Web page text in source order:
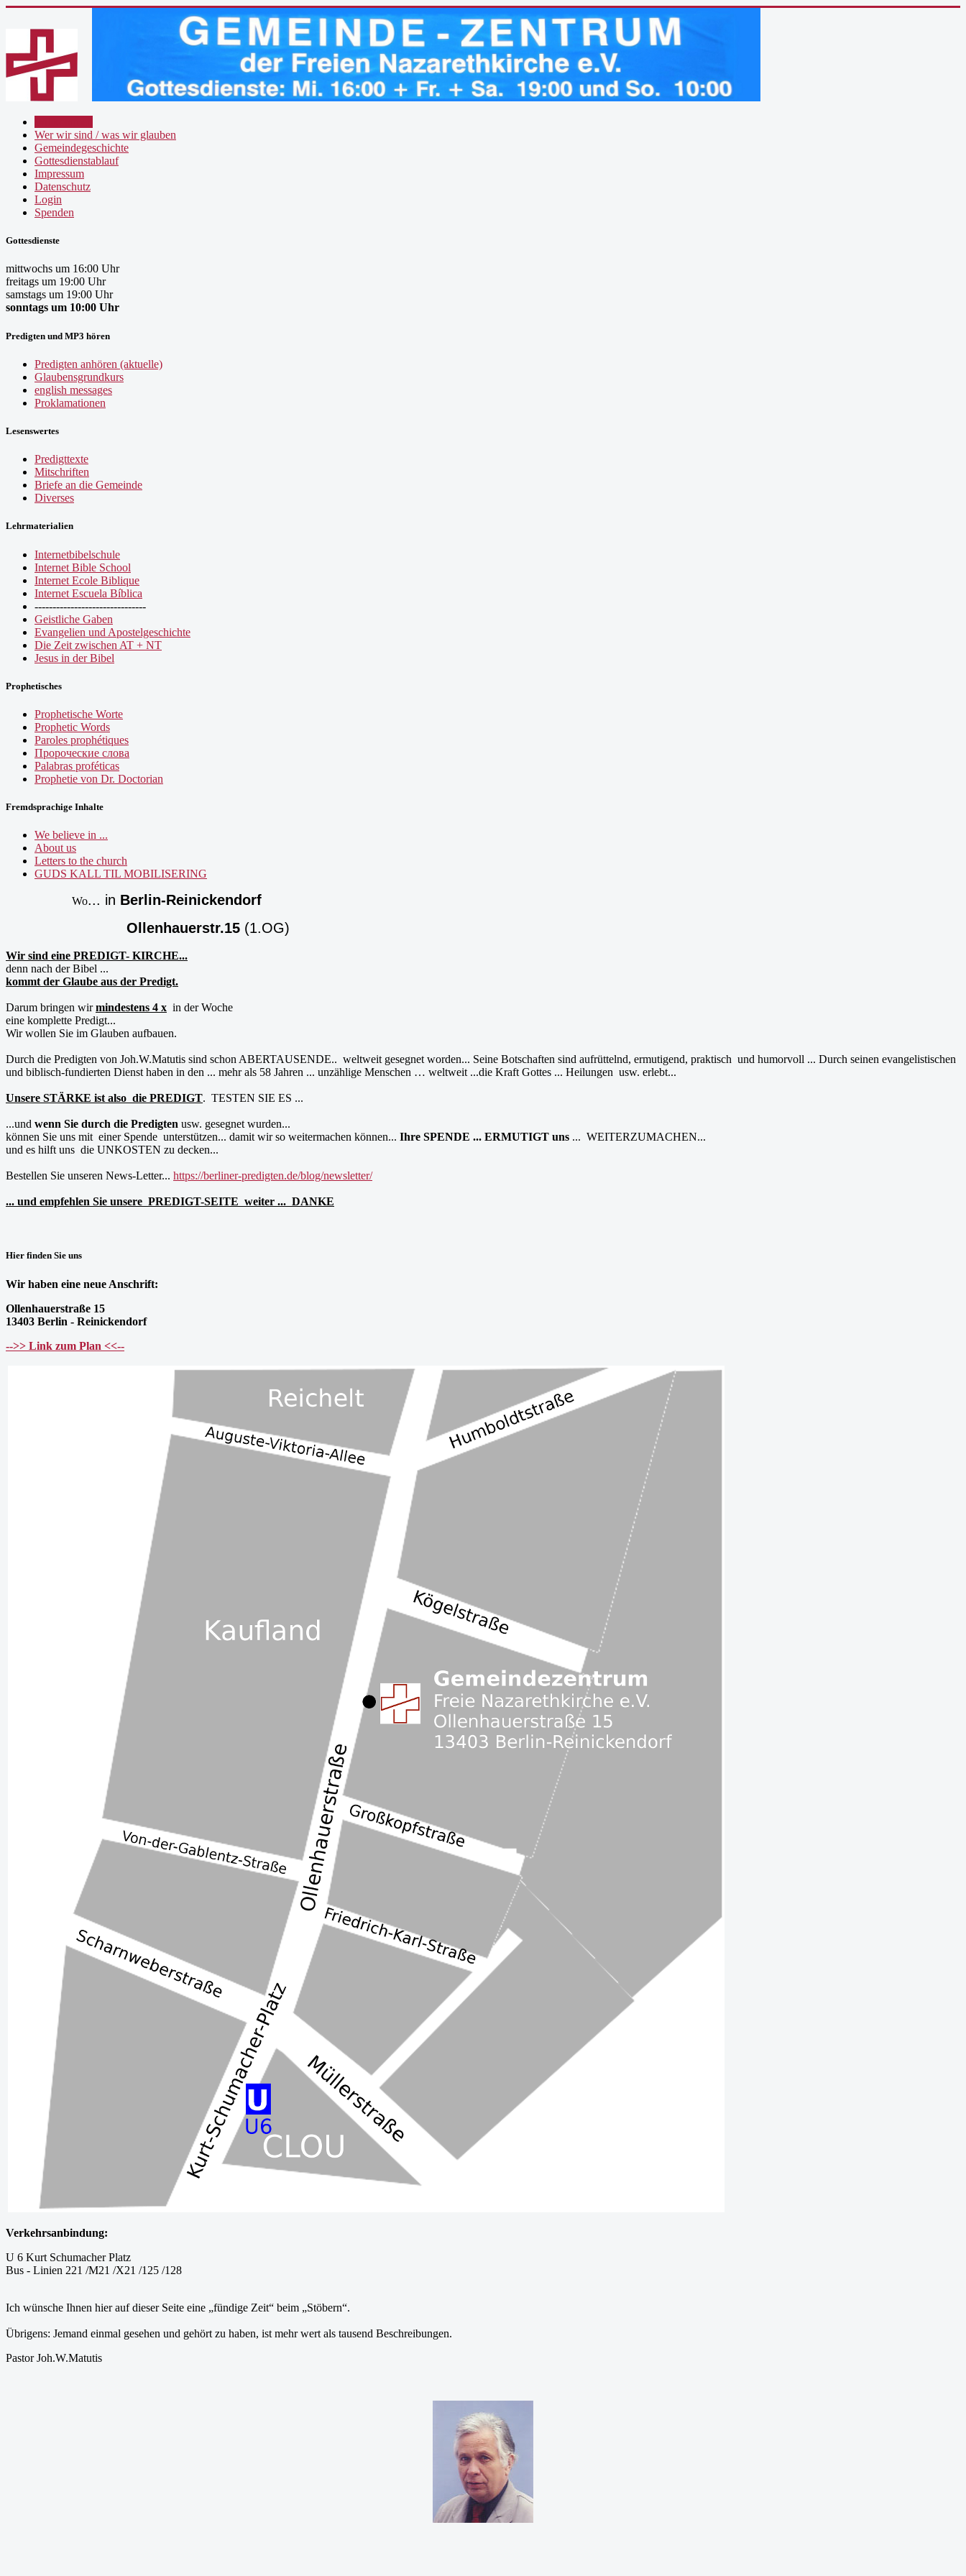
Wer wir sind / was wir glauben
Gemeindegeschichte
Gottesdienstablauf
Impressum
Datenschutz
Login
Spenden
Gottesdienste
mittwochs um 16:00 Uhr
freitags um 19:00 Uhr
samstags um 19:00 Uhr
sonntags um 10:00 Uhr
Predigten und MP3 hören
Predigten anhören (aktuelle)
Glaubensgrundkurs
english messages
Proklamationen
Lesenswertes
Predigttexte
Mitschriften
Briefe an die Gemeinde
Diverses
Lehrmaterialien
Internetbibelschule
Internet Bible School
Internet Ecole Biblique
Internet Escuela Bíblica
-------------------------------
Geistliche Gaben
Evangelien und Apostelgeschichte
Die Zeit zwischen AT + NT
Jesus in der Bibel
Prophetisches
Prophetische Worte
Prophetic Words
Paroles prophétiques
Пророческие слова
Palabras proféticas
Prophetie von Dr. Doctorian
Fremdsprachige Inhalte
We believe in ...
About us
Letters to the church
GUDS KALL TIL MOBILISERING
Wo... in Berlin-Reinickendorf
Ollenhauerstr.15 (1.OG)
Wir sind eine PREDIGT- KIRCHE...
denn nach der Bibel ...
kommt der Glaube aus der Predigt.
Darum bringen wirmindestens 4 x in der Woche
eine komplette Predigt...
Wir wollen Sie im Glauben aufbauen.
Durch die Predigten von Joh.W.Matutis sind schon ABERTAUSENDE.. weltweit gesegnet worden... Seine Botschaften sind aufrüttelnd, ermutigend, praktisch und humorvoll ... Durch seinen evangelistischen
und biblisch-fundierten Dienst haben in den ... mehr als 58 Jahren ... unzählige Menschen … weltweit ...die Kraft Gottes ... Heilungen usw. erlebt...
Unsere STÄRKE ist also die PREDIGT. TESTEN SIE ES ...
...und wenn Sie durch die Predigten usw. gesegnet wurden...
können Sie uns mit einer Spende unterstützen... damit wir so weitermachen können... Ihre SPENDE ... ERMUTIGT uns ... WEITERZUMACHEN...
und es hilft uns die UNKOSTEN zu decken...
Bestellen Sie unseren News-Letter... https://berliner-predigten.de/blog/newsletter/
... und empfehlen Sie unsere PREDIGT-SEITE weiter ... DANKE
Hier finden Sie uns
Wir haben eine neue Anschrift:
Ollenhauerstraße 15
13403 Berlin - Reinickendorf
-->> Link zum Plan <<--
Verkehrsanbindung:
U 6 Kurt Schumacher Platz
Bus - Linien 221 /M21 /X21 /125 /128
Ich wünsche Ihnen hier auf dieser Seite eine „fündige Zeit“ beim „Stöbern“.
Übrigens: Jemand einmal gesehen und gehört zu haben, ist mehr wert als tausend Beschreibungen.
Pastor Joh.W.Matutis